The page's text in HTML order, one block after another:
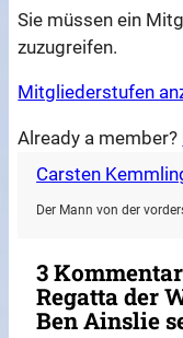
Sie müssen ein
zuzugreifen.
Mitgliederstufen
Already a member?
Carsten
Der Mann von der
3
Regatta der
Ben Ainslie